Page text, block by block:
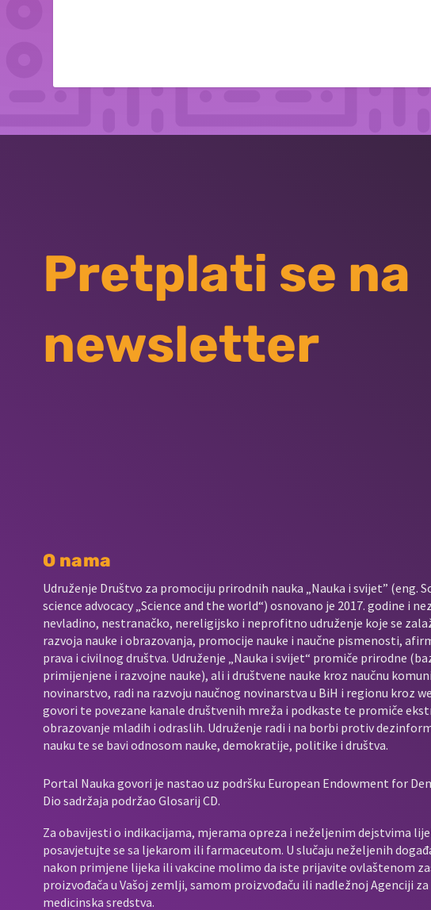
Pretplati se na
newsletter
O nama
Udruženje Društvo za promociju prirodnih nauka „Nauka i svijet” (eng.
science advocacy „Science and the world“) osnovano je 2017. godine i
nevladino, nestranačko, nereligijsko i neprofitno udruženje koje se
razvoja nauke i obrazovanja, promocije nauke i naučne pismenosti,
prava i civilnog društva. Udruženje „Nauka i svijet“ promiče prirodne
primijenjene i razvojne nauke), ali i društvene nauke kroz naučnu
novinarstvo, radi na razvoju naučnog novinarstva u BiH i regionu kroz
govori te povezane kanale društvenih mreža i podkaste te promiče
obrazovanje mladih i odraslih. Udruženje radi i na borbi protiv
nauku te se bavi odnosom nauke, demokratije, politike i društva.
Portal Nauka govori je nastao uz podršku European Endowment for
Dio sadržaja podržao Glosarij CD.
Za obavijesti o indikacijama, mjerama opreza i neželjenim dejstvima
posavjetujte se sa ljekarom ili farmaceutom. U slučaju neželjenih
nakon primjene lijeka ili vakcine molimo da iste prijavite ovlaštenom
proizvođača u Vašoj zemlji, samom proizvođaču ili nadležnoj Agenciji
medicinska sredstva.